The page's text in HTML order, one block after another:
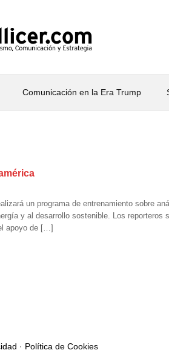
Comunicación en la Era Trump
un programa de entrenamiento sobre
y al desarrollo sostenible. Los
apoyo de […]
· Política de Cookies